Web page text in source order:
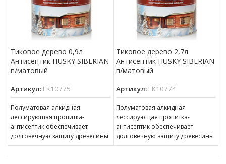
Тиковое дерево 0,9л
Антисептик HUSKY SIBERIAN
п/матовый
Артикул: LK10775
Полуматовая алкидная
лессирующая пропитка-
антисептик обеспечивает
долговечную защиту древесины
(до 5 лет). Наносится на
бревенчатые и обшитые
Тиковое дерево 2,7л
Антисептик HUSKY SIBERIAN
п/матовый
Артикул: LK10774
Полуматовая алкидная
лессирующая пропитка-
антисептик обеспечивает
долговечную защиту древесины
(до 5 лет). Наносится на
бревенчатые и обшитые